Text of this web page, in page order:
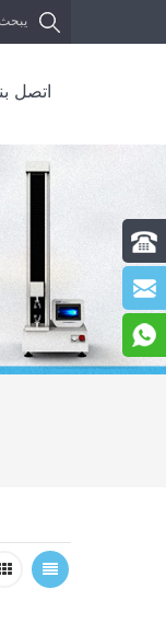
اتصل